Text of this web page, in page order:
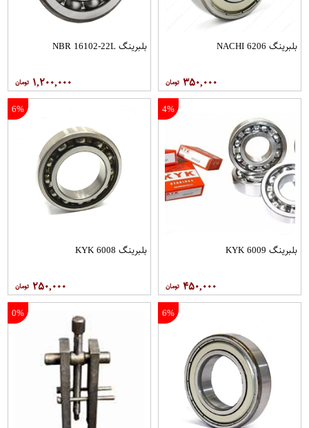
بلبرینگ 6206 NACHI
۳۵۰,۰۰۰
بلبرینگ NBR 16102-22L
۱,۲۰۰,۰۰۰
4%
بلبرینگ 6009 KYK
۴۵۰,۰۰۰
6%
بلبرینگ 6008 KYK
۲۵۰,۰۰۰
6%
0%